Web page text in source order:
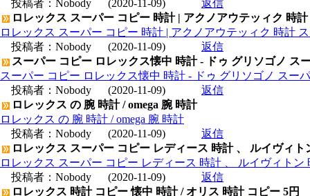
投稿者： Nobody (2020-11-09)
返信
ロレックス スーパー コピー 時計 | アクノアウテッィク 時
ロレックス スーパー コピー 時計 | アクノアウテッィク 時計
投稿者： Nobody (2020-11-09)
返信
スーパー コピー ロレックス懐中 時計 - ドゥ グリソゴノ ス
スーパー コピー ロレックス懐中 時計 - ドゥ グリソゴノ スー
投稿者： Nobody (2020-11-09)
返信
ロレックス の 腕 時計 / omega 腕 時計
ロレックス の 腕 時計 / omega 腕 時計
投稿者： Nobody (2020-11-09)
返信
ロレックス スーパー コピー レディース 時計 、 ルイヴィ
ロレックス スーパー コピー レディース 時計 、 ルイヴィト
投稿者： Nobody (2020-11-09)
返信
ロレックス 時計 コピー 懐中 時計 / オリス 時計 コピー 5円